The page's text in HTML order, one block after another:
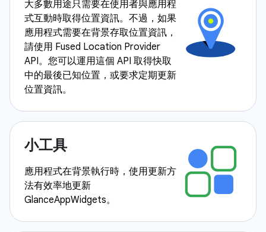
大多數用途只需要在使用者與應用程
式互動時取得位置資訊。不過，如果
應用程式需要在背景存取位置資訊，
請使用 Fused Location Provider
API。您可以運用這個 API 取得快取
中的最後已知位置，或要求定期更新
位置資訊。
小工具
應用程式在背景執行時，使用更新方
法有效率地更新
GlanceAppWidgets。